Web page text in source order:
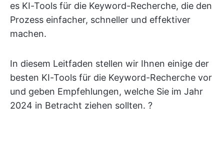
es KI-Tools für die Keyword-Recherche, die den
Prozess einfacher, schneller und effektiver
machen.
In diesem Leitfaden stellen wir Ihnen einige der
besten KI-Tools für die Keyword-Recherche vor
und geben Empfehlungen, welche Sie im Jahr
2024 in Betracht ziehen sollten. ?